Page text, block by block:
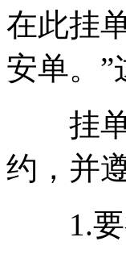
在此挂
安单。
挂单
约，并
1.要